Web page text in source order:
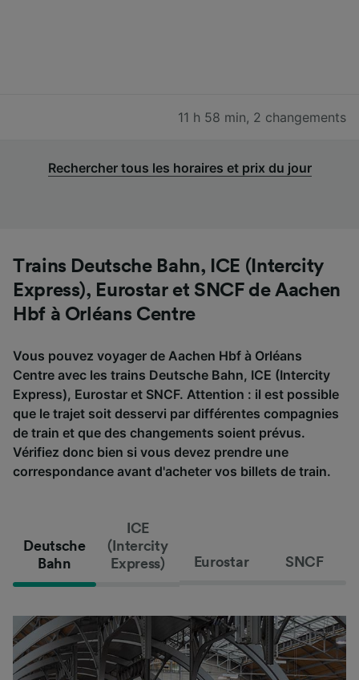
11 h 58 min, 2 changements
Rechercher tous les horaires et prix du jour
Trains Deutsche Bahn, ICE (Intercity
Express), Eurostar et SNCF de Aachen
Hbf à Orléans Centre
Vous pouvez voyager de Aachen Hbf à Orléans
Centre avec les trains Deutsche Bahn, ICE (Intercity
Express), Eurostar et SNCF. Attention : il est possible
que le trajet soit desservi par différentes compagnies
de train et que des changements soient prévus.
Vérifiez donc bien si vous devez prendre une
correspondance avant d'acheter vos billets de train.
Deutsche
Bahn
ICE
(Intercity
Express)
Eurostar SNCF